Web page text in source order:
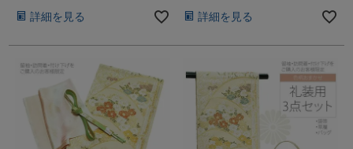
詳細を見る 詳細を見る